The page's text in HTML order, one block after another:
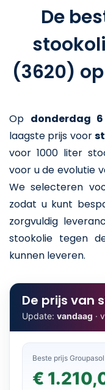
De
(3620)
Op donderdag
laagste prijs voor
voor 1000 liter
voor u de evolutie
We selecteren
zodat u kunt
zorgvuldig
stookolie tegen
kunnen leveren.
De prijs van
Update: vandaag ·
Beste prijs
€